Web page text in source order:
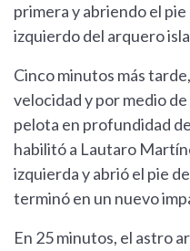
primera y abriendo el
izquierdo del arquero
Cinco minutos más
velocidad y por medio
pelota en profundidad
habilitó a Lautaro
izquierda y abrió el pie
terminó en un nuevo
En 25 minutos, el astro